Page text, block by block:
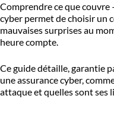
Comprendre ce que
cyber permet de choisir un
mauvaises surprises au
heure compte.
Ce guide détaille, garantie
une assurance cyber,
attaque et quelles sont ses